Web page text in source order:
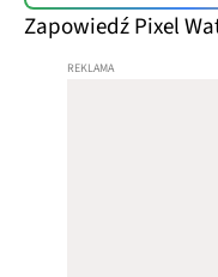
Zapowiedź Pixel